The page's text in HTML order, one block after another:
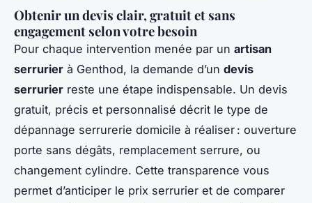
Obtenir un devis clair, gratuit et sans
engagement selon votre besoin
Pour chaque intervention menée par un artisan
serrurier à Genthod, la demande d’un devis
serrurier reste une étape indispensable. Un devis
gratuit, précis et personnalisé décrit le type de
dépannage serrurerie domicile à réaliser : ouverture
porte sans dégâts, remplacement serrure, ou
changement cylindre. Cette transparence vous
permet d’anticiper le prix serrurier et de comparer